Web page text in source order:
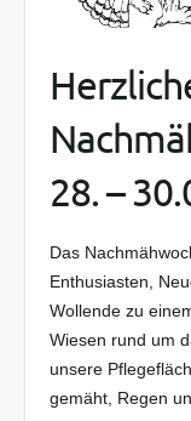
28. –
Das
Enthusiasten,
Wollende zu
Wiesen rund um
unsere
gemäht, Regen